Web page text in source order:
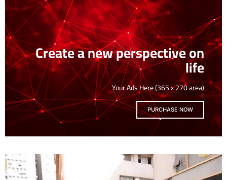
Create a new perspective on
life
Your Ads Here (365 x 270 area)
PURCHASE NOW